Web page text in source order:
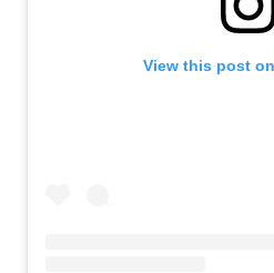
View this post